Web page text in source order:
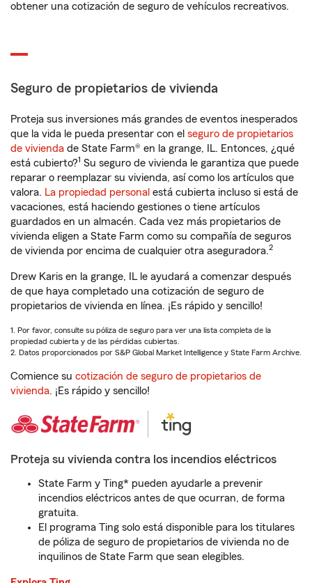
obtener una cotización de seguro de vehículos recreativos.
Seguro de propietarios de vivienda
Proteja sus inversiones más grandes de eventos inesperados
que la vida le pueda presentar con el seguro de propietarios
de vivienda de State Farm® en la grange, IL. Entonces, ¿qué
está cubierto?1 Su seguro de vivienda le garantiza que puede
reparar o reemplazar su vivienda, así como los artículos que
valora. La propiedad personal está cubierta incluso si está de
vacaciones, está haciendo gestiones o tiene artículos
guardados en un almacén. Cada vez más propietarios de
vivienda eligen a State Farm como su compañía de seguros
de vivienda por encima de cualquier otra aseguradora.2
Drew Karis en la grange, IL le ayudará a comenzar después
de que haya completado una cotización de seguro de
propietarios de vivienda en línea. ¡Es rápido y sencillo!
1. Por favor, consulte su póliza de seguro para ver una lista completa de la
propiedad cubierta y de las pérdidas cubiertas.
2. Datos proporcionados por S&P Global Market Intelligence y State Farm Archive.
Comience su cotización de seguro de propietarios de
vivienda. ¡Es rápido y sencillo!
Proteja su vivienda contra los incendios eléctricos
State Farm y Ting* pueden ayudarle a prevenir
incendios eléctricos antes de que ocurran, de forma
gratuita.
El programa Ting solo está disponible para los titulares
de póliza de seguro de propietarios de vivienda no de
inquilinos de State Farm que sean elegibles.